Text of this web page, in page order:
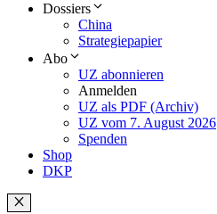
Dossiers
China
Strategiepapier
Abo
UZ abonnieren
Anmelden
UZ als PDF (Archiv)
UZ vom 7. August 2026
Spenden
Shop
DKP